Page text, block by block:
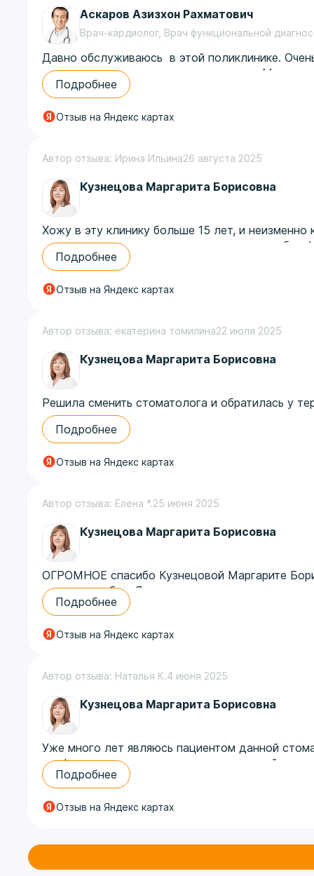
Аскаров Азизхон Рахматович
Врач-кардиолог, Врач функциональной
Давно обслуживаюсь в этой поликлинике.
приезжаю специально с другого конца Москвы.
профессиональный уровень и врачей и
Аскарова А.Р., и у офтальмолога Рочдевой.
Подробнее
Отзыв на Яндекс картах
Автор отзыва: Ирина Ильина26 августа 2025
Кузнецова Маргарита Борисовна
Хожу в эту клинику больше 15 лет, и
сделать максимально качественно свою
Подробнее
Отзыв на Яндекс картах
Автор отзыва: екатерина томилина22 июля 2025
Кузнецова Маргарита Борисовна
Решила сменить стоматолога и обратилась у
Подробнее
Отзыв на Яндекс картах
Автор отзыва: Елена *.25 июня 2025
Кузнецова Маргарита Борисовна
ОГРОМНОЕ спасибо Кузнецовой Маргарите
передних зубов. Я проходила полгода с тихим
огромную щель между зубами после лечения, но
реставрацию. Зубки смотрятся ровными и
Подробнее
Отзыв на Яндекс картах
Автор отзыва: Наталья К.4 июня 2025
Кузнецова Маргарита Борисовна
Уже много лет являюсь пациентом данной
профессионал своего дела, внимательный и
Также, хотелось бы отметить работу
Подробнее
Отзыв на Яндекс картах